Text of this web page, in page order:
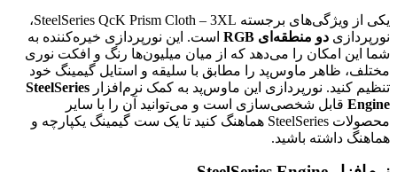
یکی از ویژگی‌های برجسته SteelSeries QcK Prism Cloth – 3XL،
نورپردازی دو منطقه‌ای RGB
است. این نورپردازی خیره‌کننده به
شما این امکان را می‌دهد که از میان میلیون‌ها رنگ و افکت نوری
مختلف، ظاهر ماوس‌پد را مطابق با سلیقه و استایل گیمینگ خود
تنظیم کنید. نورپردازی این ماوس‌پد به کمک نرم‌افزار SteelSeries
Engine قابل شخصی‌سازی است و می‌توانید آن را با سایر
محصولات SteelSeries هماهنگ کنید تا یک ست گیمینگ یکپارچه و
هماهنگ داشته باشید.